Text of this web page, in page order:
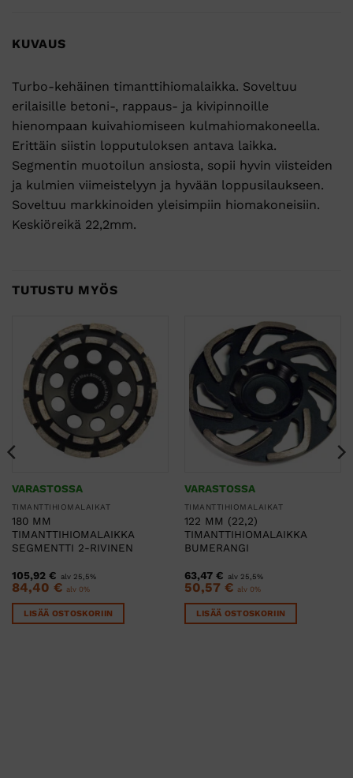
KUVAUS
Turbo-kehäinen timanttihiomalaikka. Soveltuu
erilaisille betoni-, rappaus- ja kivipinnoille
hienompaan kuivahiomiseen kulmahiomakoneella.
Erittäin siistin lopputuloksen antava laikka.
Segmentin muotoilun ansiosta, sopii hyvin viisteiden
ja kulmien viimeistelyyn ja hyvään loppusilaukseen.
Soveltuu markkinoiden yleisimpiin hiomakoneisiin.
Keskiöreikä 22,2mm.
TUTUSTU MYÖS
VARASTOSSA
TIMANTTIHIOMALAIKAT
180 MM
TIMANTTIHIOMALAIKKA
SEGMENTTI 2-RIVINEN
105,92 € alv 25,5%
84,40 € alv 0%
LISÄÄ OSTOSKORIIN
VARASTOSSA
TIMANTTIHIOMALAIKAT
122 MM (22,2)
TIMANTTIHIOMALAIKKA
BUMERANGI
63,47 € alv 25,5%
50,57 € alv 0%
LISÄÄ OSTOSKORIIN